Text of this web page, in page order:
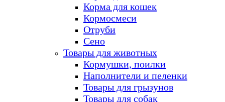
Корма для кошек
Кормосмеси
Отруби
Сено
Товары для животных
Кормушки, поилки
Наполнители и пеленки
Товары для грызунов
Товары для собак